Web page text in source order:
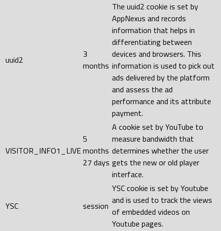
uuid2
3
months
The uuid2 cookie is set by
AppNexus and records
information that helps in
differentiating between
devices and browsers. This
information is used to pick out
ads delivered by the platform
and assess the ad
performance and its attribute
payment.
VISITOR_INFO1_LIVE
5
months
27 days
A cookie set by YouTube to
measure bandwidth that
determines whether the user
gets the new or old player
interface.
YSC session
YSC cookie is set by Youtube
and is used to track the views
of embedded videos on
Youtube pages.